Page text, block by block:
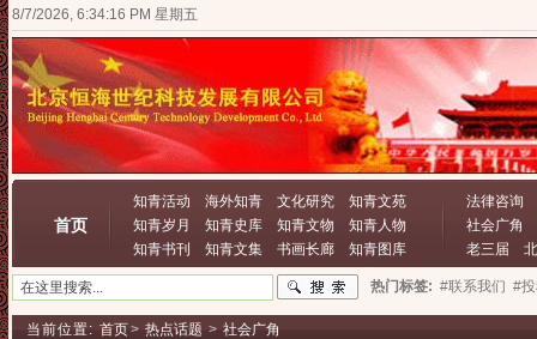
8/7/2026, 6:34:16 PM 星期五
首页
知青活动 海外知青 文化研究
知青文苑
知青岁月
知青史库 知青文物
知青人物
知青书刊
知青文集 书画长廊 知青图库
法律咨询
社会广角
老三届
热门标签: #联系我们 #
当前位置: 首页> 热点话题 > 社会广角